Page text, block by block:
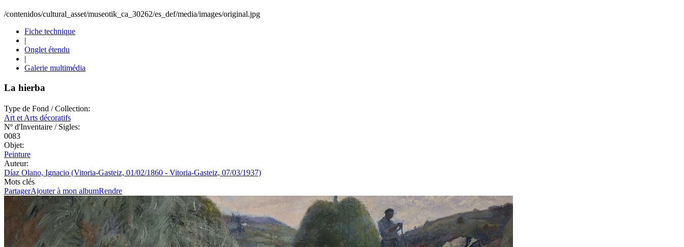
/contenidos/cultural_asset/museotik_ca_30262/es_def/media/images/original.jpg
Fiche technique
|
Onglet étendu
|
Galerie multimédia
La hierba
Type de Fond / Collection:
Art et Arts décoratifs
Nº d'Inventaire / Sigles:
0083
Objet:
Peinture
Auteur:
Díaz Olano, Ignacio (Vitoria-Gasteiz, 01/02/1860 - Vitoria-Gasteiz, 07/03/1937)
Mots clés
PartagerAjouter à mon albumRendre